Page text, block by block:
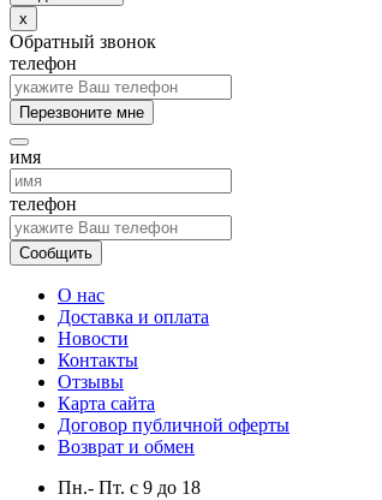
x
Обратный звонок
телефон
Перезвоните мне
имя
телефон
Сообщить
О нас
Доставка и оплата
Новости
Контакты
Отзывы
Карта сайта
Договор публичной оферты
Возврат и обмен
Пн.- Пт. с 9 до 18